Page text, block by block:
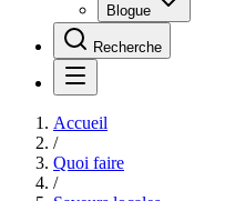
Blogue
Recherche
Accueil
/
Quoi faire
/